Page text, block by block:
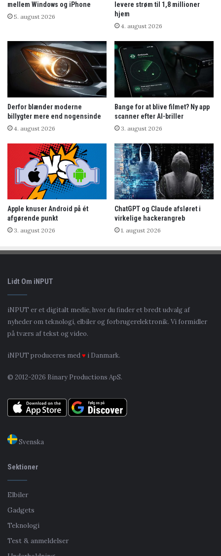
mellem Windows og iPhone
5. august 2026
levere strøm til 1,8 millioner
hjem
4. august 2026
Derfor blænder moderne
billygter mere end nogensinde
4. august 2026
Bange for at blive filmet? Ny app
scanner efter AI-briller
3. august 2026
Apple knuser Android på ét
afgørende punkt
3. august 2026
ChatGPT og Claude afsløret i
virkelige hackerangreb
1. august 2026
Lidt Om iNPUT
iNPUT er et digitalt medie, hvor du finder et bredt udvalg af
nyheder om teknologi, elbiler og forbrugerelektronik. Vi formidler
på tværs af tekst og video.
iNPUT produceres med♥ i Danmark.
© 2012-2026 Binary Productions ApS.
Svenska
Sektioner
Elbiler
Gadgets
Teknologi
Test & anmeldelser